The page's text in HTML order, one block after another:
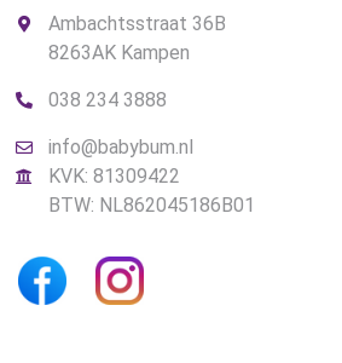
Ambachtsstraat 36B
8263AK Kampen
038 234 3888
info@babybum.nl
KVK: 81309422
BTW: NL862045186B01